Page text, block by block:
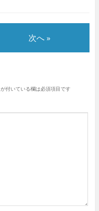
次へ »
が付いている欄は必須項目です